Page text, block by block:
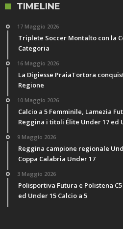
TIMELINE
17 Maggio 2026
Triplete Soccer Montalto con la
Categoria
16 Maggio 2026
La Digiesse PraiaTortora
Regione
10 Maggio 2026
Calcio a 5 Femminile, Lamezia
Reggina i titoli Élite Under 17 ed
9 Maggio 2026
Reggina campione regionale
Coppa Calabria Under 17
3 Maggio 2026
Polisportiva Futura e Polistena
ed Under 15 Calcio a 5